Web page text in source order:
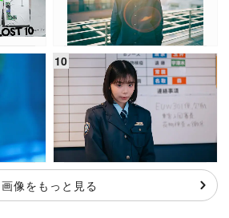
画像をもっと見る